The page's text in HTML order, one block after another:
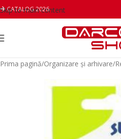
Skip to main content
CATALOG 2026
Prima pagină/Organizare și arhivare/